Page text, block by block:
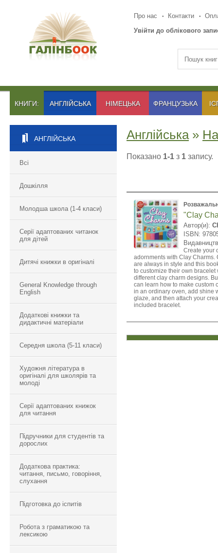
Про нас Контакти
Увійти до облікового
КНИГИ: АНГЛІЙСЬКА НІМЕЦЬКА ФРАНЦУЗЬКА
АНГЛІЙСЬКА
Всі
Дошкілля
Молодша школа (1-4 класи)
Серії адаптованих читанок
для дітей
Дитячі книжки в оригіналі
General Knowledge through
English
Додаткові книжки та
дидактичні матеріали
Середня школа (5-11 класи)
Художня література в
оригіналі для школярів та
молоді
Серії адаптованих книжок
для читання
Підручники для студентів та
дорослих
Додаткова практика:
читання, письмо, говоріння,
слухання
Підготовка до іспитів
Робота з граматикою та
лексикою
Англійська»
Показано 1-1 з 1 запису.
"Clay
Автор(и):
ISBN:
Create your
adornments with Clay Charms.
are always in style and this
to customize their own bracelet
different clay charm designs.
can learn how to make custom
in an ordinary oven, add shine
glaze, and then attach your
included bracelet.